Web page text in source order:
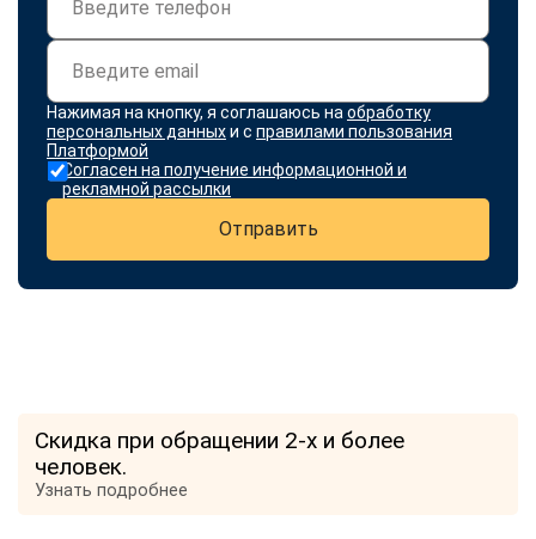
Нажимая на кнопку, я соглашаюсь на обработку
персональных данныхи с правилами пользования
Платформой
Согласен на получение информационной и
рекламной рассылки
Отправить
Скидка при обращении 2-х и более
человек.
Узнать подробнее